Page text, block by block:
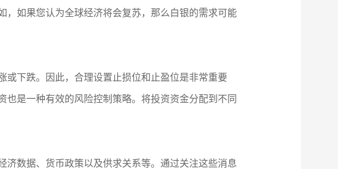
，如果您认为全球经济将会复苏，那么白银的需求可能
或下跌。因此，合理设置止损位和止盈位是非常重要
是一种有效的风险控制策略。将投资资金分配到不同
数据、货币政策以及供求关系等。通过关注这些消息